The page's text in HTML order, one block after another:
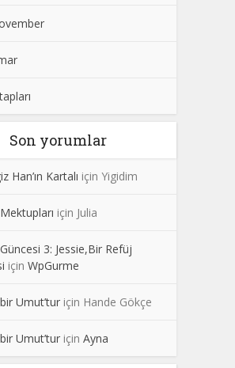
Son yorumlar
Han’ın Kartalı için Yigidim
için Julia
3: Jessie,Bir Refüj
için WpGurme
Umut’tur için Hande Gökçe
Umut’tur için Ayna